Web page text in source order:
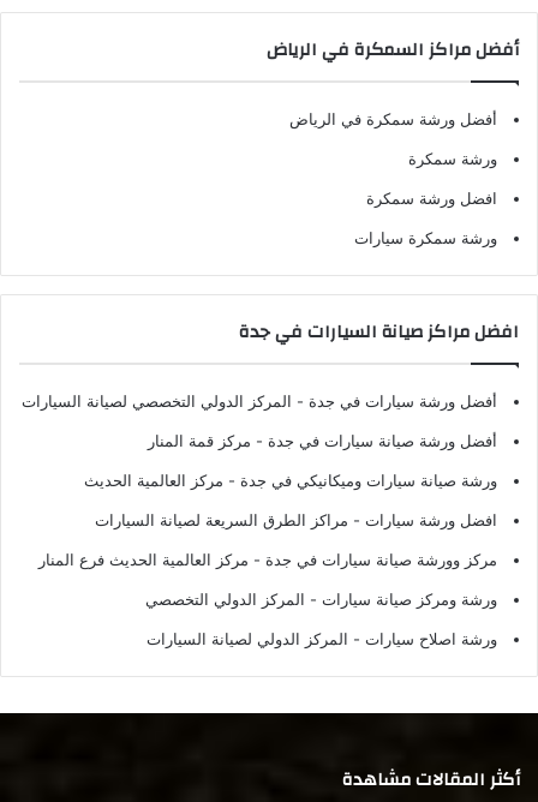
أفضل مراكز السمكرة في الرياض
أفضل ورشة سمكرة في الرياض
ورشة سمكرة
افضل ورشة سمكرة
ورشة سمكرة سيارات
افضل مراكز صيانة السيارات في جدة
أفضل ورشة سيارات في جدة - المركز الدولي التخصصي لصيانة السيارات
أفضل ورشة صيانة سيارات في جدة - مركز قمة المنار
ورشة صيانة سيارات وميكانيكي في جدة - مركز العالمية الحديث
افضل ورشة سيارات - مراكز الطرق السريعة لصيانة السيارات
مركز وورشة صيانة سيارات في جدة - مركز العالمية الحديث فرع المنار
ورشة ومركز صيانة سيارات - المركز الدولي التخصصي
ورشة اصلاح سيارات - المركز الدولي لصيانة السيارات
أكثر المقالات مشاهدة